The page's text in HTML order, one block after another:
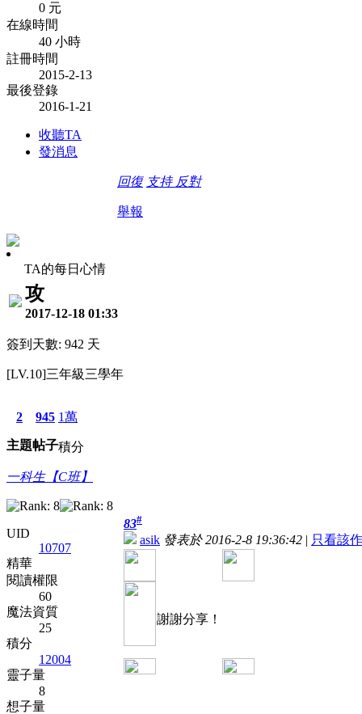
0 元
在線時間
40 小時
註冊時間
2015-2-13
最後登錄
2016-1-21
收聽TA
發消息
回復 支持 反對
舉報
TA的每日心情
攻
2017-12-18 01:33
簽到天數: 942 天
[LV.10]三年級三學年
2
主題
945
帖子
1萬
積分
一科生【C班】
UID
10707
精華
閱讀權限
60
魔法資質
25
積分
12004
靈子量
8
想子量
83#
asik 發表於 2016-2-8 19:36:42 | 只看該
謝謝分享！